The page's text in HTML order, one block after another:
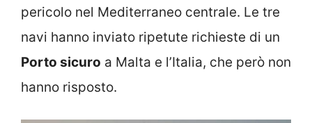
pericolo nel Mediterraneo centrale. Le tre
navi hanno inviato ripetute richieste di un
Porto sicuro a Malta e l’Italia, che però non
hanno risposto.